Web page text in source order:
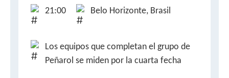
21:00 Belo Horizonte, Brasil
Los equipos que completan el grupo de
Peñarol se miden por la cuarta fecha